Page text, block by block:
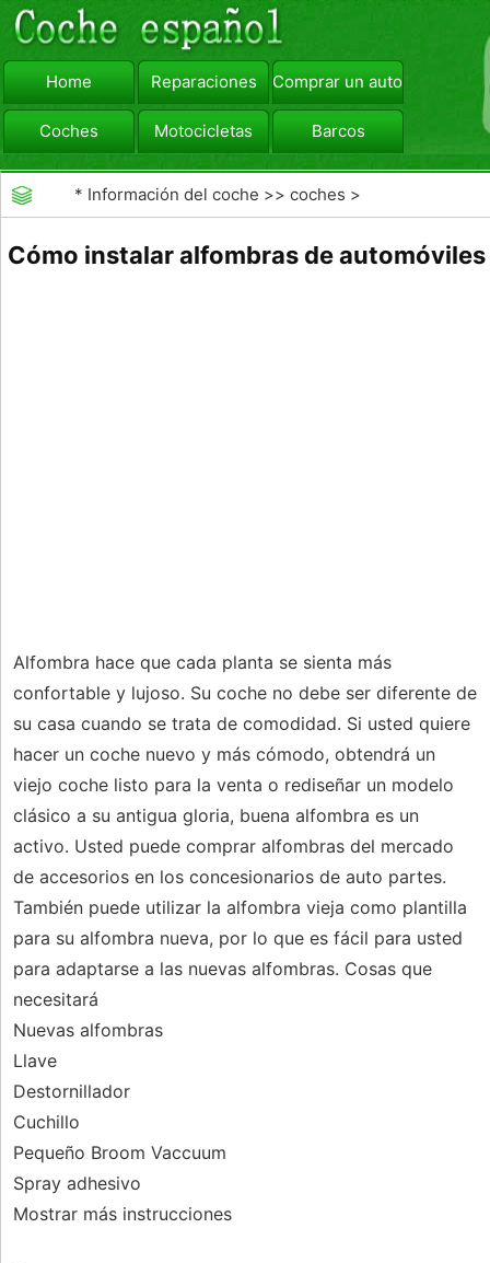
Home Reparaciones Comprar un automóvil
Coches Motocicletas Barcos
viajar Camiones
* Información del coche >>coches >
Cómo instalar alfombras de automóviles
Alfombra hace que cada planta se sienta más
confortable y lujoso. Su coche no debe ser diferente de
su casa cuando se trata de comodidad. Si usted quiere
hacer un coche nuevo y más cómodo, obtendrá un
viejo coche listo para la venta o rediseñar un modelo
clásico a su antigua gloria, buena alfombra es un
activo. Usted puede comprar alfombras del mercado
de accesorios en los concesionarios de auto partes.
También puede utilizar la alfombra vieja como plantilla
para su alfombra nueva, por lo que es fácil para usted
para adaptarse a las nuevas alfombras. Cosas que
necesitará
Nuevas alfombras
Llave
Destornillador
Cuchillo
Pequeño Broom Vaccuum
Spray adhesivo
Mostrar más instrucciones